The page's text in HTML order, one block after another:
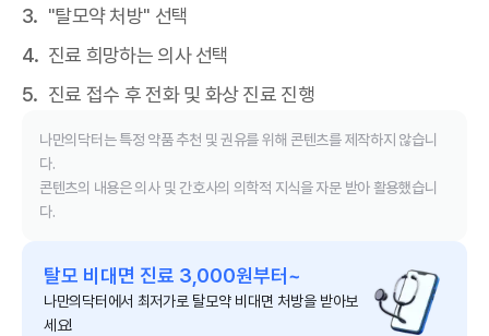
"탈모약 처방" 선택
진료 희망하는 의사 선택
진료 접수 후 전화 및 화상 진료 진행
나만의닥터는 특정 약품 추천 및 권유를 위해 콘텐츠를 제작하지 않습니
다.
콘텐츠의 내용은 의사 및 간호사의 의학적 지식을 자문 받아 활용했습니
다.
탈모 비대면 진료 3,000원부터~
나만의닥터에서 최저가로 탈모약 비대면 처방을 받아보
세요!